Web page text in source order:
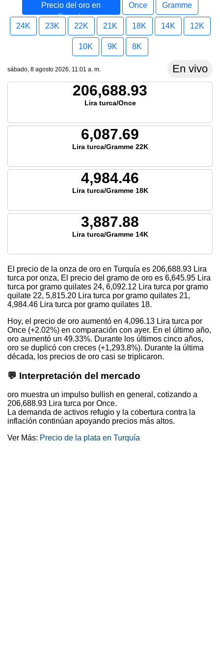
Precio del oro en
Turquía
Once Gramme
24K 23K 22K 21K 18K 14K 12K
10K 9K 8K
sábado, 8 agosto 2026, 11:01 a. m. En vivo
206,688.93
Lira turca/Once
6,087.69
Lira turca/Gramme 22K
4,984.46
Lira turca/Gramme 18K
3,887.88
Lira turca/Gramme 14K
El precio de la onza de oro en Turquía es 206,688.93 Lira
turca por onza, El precio del gramo de oro es 6,645.95 Lira
turca por gramo quilates 24, 6,092.12 Lira turca por gramo
quilate 22, 5,815.20 Lira turca por gramo quilates 21,
4,984.46 Lira turca por gramo quilates 18.
Hoy, el precio de oro aumentó en 4,096.13 Lira turca por
Once (+2.02%) en comparación con ayer. En el último año,
oro aumentó un 49.33%. Durante los últimos cinco años,
oro se duplicó con creces (+1,293.8%). Durante la última
década, los precios de oro casi se triplicaron.
💬 Interpretación del mercado
oro muestra un impulso bullish en general, cotizando a
206,688.93 Lira turca por Once.
La demanda de activos refugio y la cobertura contra la
inflación continúan apoyando precios más altos.
Ver Más: Precio de la plata en Turquía